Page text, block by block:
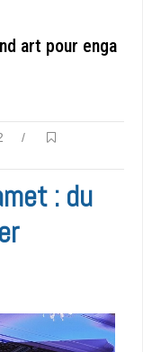
art pour enga
/
: du